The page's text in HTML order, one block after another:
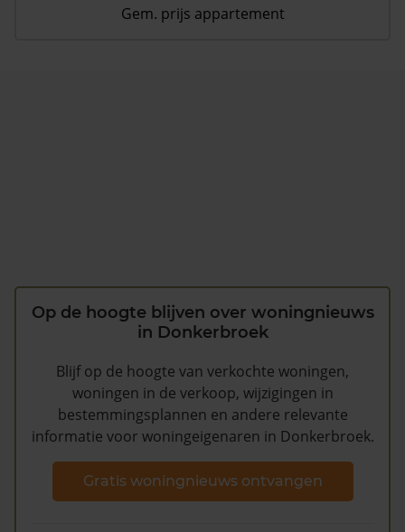
Gem. prijs appartement
Op de hoogte blijven over woningnieuws
in Donkerbroek
Blijf op de hoogte van verkochte woningen,
woningen in de verkoop, wijzigingen in
bestemmingsplannen en andere relevante
informatie voor woningeigenaren in Donkerbroek.
Gratis woningnieuws ontvangen